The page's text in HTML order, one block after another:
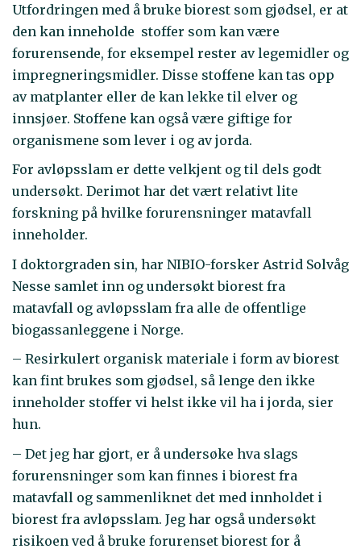
Utfordringen med å bruke biorest som gjødsel, er at
den kan inneholde stoffer som kan være
forurensende, for eksempel rester av legemidler og
impregneringsmidler. Disse stoffene kan tas opp
av matplanter eller de kan lekke til elver og
innsjøer. Stoffene kan også være giftige for
organismene som lever i og av jorda.
For avløpsslam er dette velkjent og til dels godt
undersøkt. Derimot har det vært relativt lite
forskning på hvilke forurensninger matavfall
inneholder.
I doktorgraden sin, har NIBIO-forsker Astrid Solvåg
Nesse samlet inn og undersøkt biorest fra
matavfall og avløpsslam fra alle de offentlige
biogassanleggene i Norge.
– Resirkulert organisk materiale i form av biorest
kan fint brukes som gjødsel, så lenge den ikke
inneholder stoffer vi helst ikke vil ha i jorda, sier
hun.
– Det jeg har gjort, er å undersøke hva slags
forurensninger som kan finnes i biorest fra
matavfall og sammenliknet det med innholdet i
biorest fra avløpsslam. Jeg har også undersøkt
risikoen ved å bruke forurenset biorest for å